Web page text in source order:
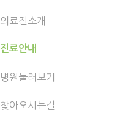
의료진소개
진료안내
병원둘러보기
찾아오시는길